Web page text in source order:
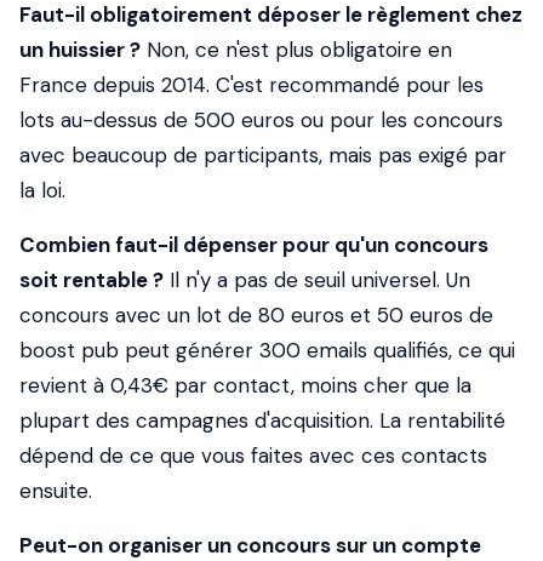
Faut-il obligatoirement déposer le règlement chez
un huissier ? Non, ce n'est plus obligatoire en
France depuis 2014. C'est recommandé pour les
lots au-dessus de 500 euros ou pour les concours
avec beaucoup de participants, mais pas exigé par
la loi.
Combien faut-il dépenser pour qu'un concours
soit rentable ? Il n'y a pas de seuil universel. Un
concours avec un lot de 80 euros et 50 euros de
boost pub peut générer 300 emails qualifiés, ce qui
revient à 0,43€ par contact, moins cher que la
plupart des campagnes d'acquisition. La rentabilité
dépend de ce que vous faites avec ces contacts
ensuite.
Peut-on organiser un concours sur un compte